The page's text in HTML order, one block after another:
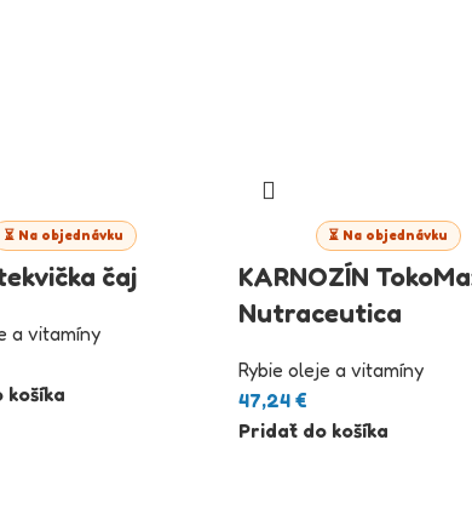
⏳ Na objednávku
čaj
a vitamíny
košíka
⏳ Na objednávku
KARNOZÍN
Nutraceutica
Rybie oleje a vitamíny
47,24€
Pridať do košíka